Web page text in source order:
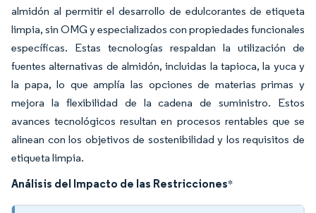
almidón al permitir el desarrollo de edulcorantes de etiqueta
limpia, sin OMG y especializados con propiedades funcionales
específicas. Estas tecnologías respaldan la utilización de
fuentes alternativas de almidón, incluidas la tapioca, la yuca y
la papa, lo que amplía las opciones de materias primas y
mejora la flexibilidad de la cadena de suministro. Estos
avances tecnológicos resultan en procesos rentables que se
alinean con los objetivos de sostenibilidad y los requisitos de
etiqueta limpia.
Análisis del Impacto de las Restricciones*